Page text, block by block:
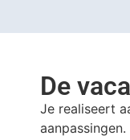
De
Je realiseert